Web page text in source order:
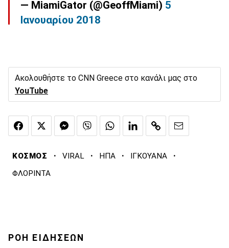
— MiamiGator (@GeoffMiami) 5
Ιανουαρίου 2018
Ακολουθήστε το CNN Greece στο κανάλι μας στο
YouTube
ΚΟΣΜΟΣ · VIRAL · ΗΠΑ · ΙΓΚΟΥΑΝΑ ·
ΦΛΟΡΙΝΤΑ
ΡΟΗ ΕΙΔΗΣΕΩΝ